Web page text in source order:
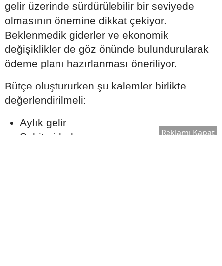
gelir üzerinde sürdürülebilir bir seviyede
olmasının önemine dikkat çekiyor.
Beklenmedik giderler ve ekonomik
değişiklikler de göz önünde bulundurularak
ödeme planı hazırlanması öneriliyor.
Bütçe oluştururken şu kalemler birlikte
değerlendirilmeli:
Aylık gelir
Sabit giderler
Reklamı Kapat